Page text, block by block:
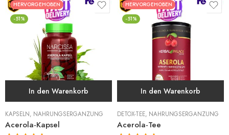
HERVORGEHOBEN
-51%
In den Warenkorb
KAPSELN, NAHRUNGSERGÄNZUNG
Acerola-Kapsel
HERVORGEHOBEN
-51%
In den Warenkorb
DETOX-TEE, NAHRUNGSERGÄNZUNG
Acerola-Tee